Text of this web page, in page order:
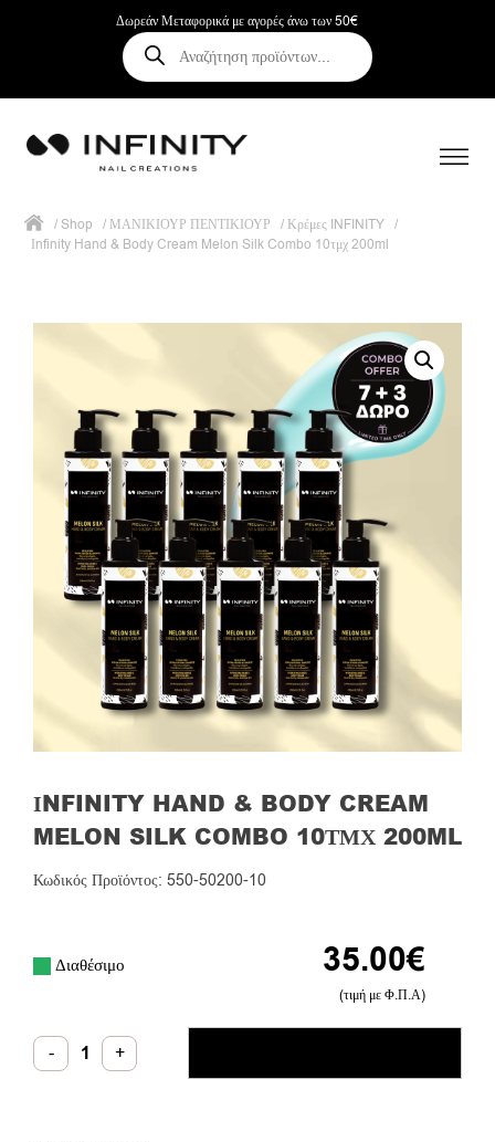
Δωρεάν Μεταφορικά με αγορές άνω των 50€
Αναζήτηση
προϊόντων
/Shop / ΜΑΝΙΚΙΟΥΡ ΠΕΝΤΙΚΙΟΥΡ / Κρέμες INFINITY /
Ιnfinity Hand & Body Cream Melon Silk Combo 10τμχ 200ml
ΙNFINITY HAND & BODY CREAM
MELON SILK COMBO 10ΤΜΧ 200ML
Κωδικός Προϊόντος: 550-50200-10
35.00€
(τιμή με Φ.Π.Α)
Διαθέσιμο
- Ιnfinity
Hand +